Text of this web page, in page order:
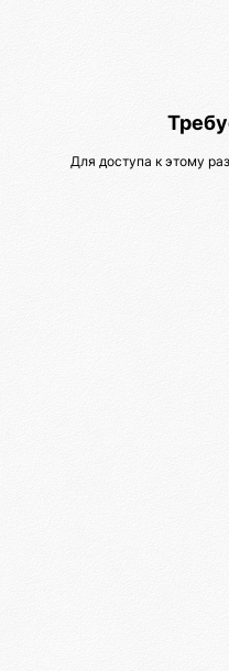
Для доступа к этому